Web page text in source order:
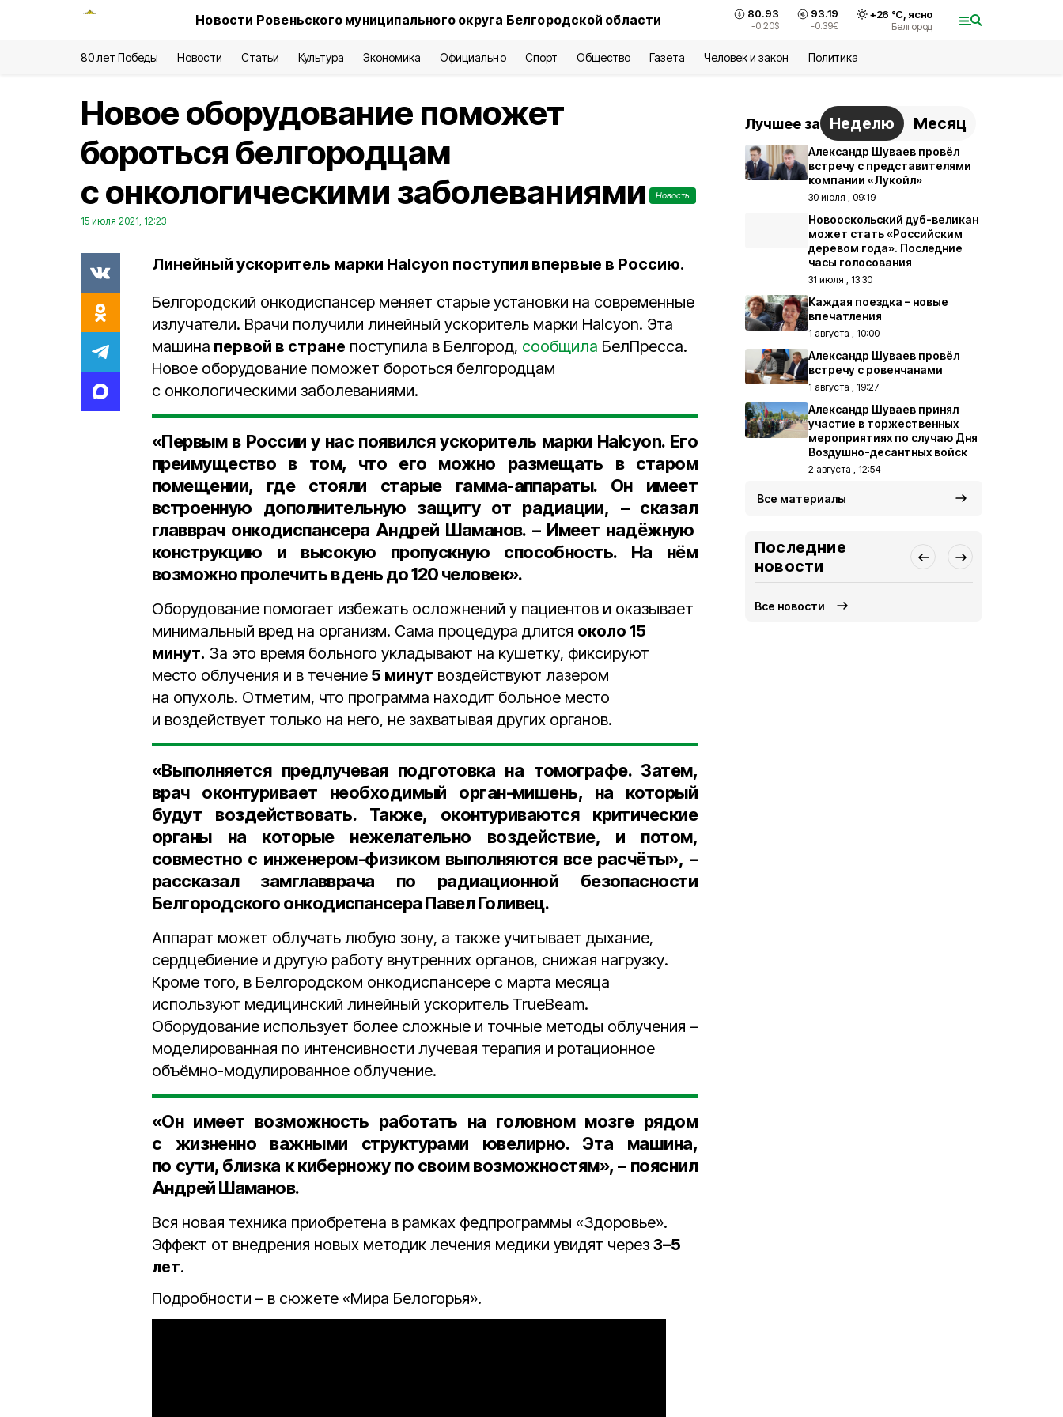
Новости Ровеньского муниципального округа Белгородской области 80.93
-0.20$
93.19
-0.39€
+26 °С, ясно
Белгород
80 лет Победы Новости Статьи Культура Экономика Официально Спорт Общество Газета Человек и закон Политика
Новое оборудование поможет
бороться белгородцам
с онкологическими заболеваниями
Новость
15 июля 2021, 12:23
Линейный ускоритель марки Halcyon поступил впервые в Россию.
Белгородский онкодиспансер меняет старые установки на современные
излучатели. Врачи получили линейный ускоритель марки Halcyon. Эта
машина первой в стране поступила в Белгород, сообщила БелПресса.
Новое оборудование поможет бороться белгородцам
с онкологическими заболеваниями.
«Первым в России у нас появился ускоритель марки Halcyon. Его
преимущество в том, что его можно размещать в старом
помещении, где стояли старые гамма-аппараты. Он имеет
встроенную дополнительную защиту от радиации, – сказал
главврач онкодиспансера Андрей Шаманов. – Имеет надёжную
конструкцию и высокую пропускную способность. На нём
возможно пролечить в деньдо 120 человек».
Оборудование помогает избежать осложнений у пациентов и оказывает
минимальный вред на организм. Сама процедура длится около 15
минут. За это время больного укладывают на кушетку, фиксируют
место облучения и в течение 5 минут воздействуют лазером
на опухоль. Отметим, что программа находит больное место
и воздействует только на него, не захватывая других органов.
«Выполняется предлучевая подготовка на томографе. Затем,
врач оконтуривает необходимый орган-мишень, на который
будут воздействовать. Также, оконтуриваются критические
органы на которые нежелательно воздействие, и потом,
совместно с инженером-физиком выполняются все расчёты», –
рассказал замглавврача по радиационной безопасности
Белгородского онкодиспансера Павел Голивец.
Аппарат может облучать любую зону, а также учитывает дыхание,
сердцебиение и другую работу внутренних органов, снижая нагрузку.
Кроме того, в Белгородском онкодиспансере с марта месяца
используют медицинский линейный ускоритель TrueBeam.
Оборудование использует более сложные и точные методы облучения –
моделированная по интенсивности лучевая терапия и ротационное
объёмно-модулированное облучение.
«Он имеет возможность работать на головном мозге рядом
с жизненно важными структурами ювелирно. Эта машина,
по сути, близка к киберножу по своим возможностям», – пояснил
Андрей Шаманов.
Вся новая техника приобретена в рамках федпрограммы «Здоровье».
Эффект от внедрения новых методик лечения медики увидят через 3–5
лет.
Подробности – в сюжете «Мира Белогорья».
Лучшее за Неделю Месяц
Александр Шуваев провёл
встречу с представителями
компании «Лукойл»
30 июля , 09:19
Новооскольский дуб-великан
может стать «Российским
деревом года». Последние
часы голосования
31 июля , 13:30
Каждая поездка – новые
впечатления
1 августа , 10:00
Александр Шуваев провёл
встречу с ровенчанами
1 августа , 19:27
Александр Шуваев принял
участие в торжественных
мероприятиях по случаю Дня
Воздушно-десантных войск
2 августа , 12:54
Все материалы
Последние
новости
Все новости